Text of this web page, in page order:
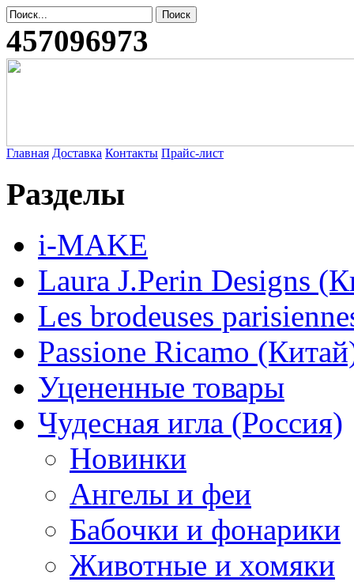
457096973
Главная Доставка Контакты Прайс-лист
Разделы
i-MAKE
Laura J.Perin Designs
Les brodeuses
Passione Ricamo
Уцененные товары
Чудесная игла (Россия)
Новинки
Ангелы и феи
Бабочки и фонарики
Животные и хомяки